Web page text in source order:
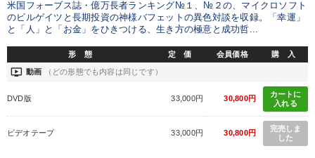
米国フォーブス誌・億万長者ランキング№１、№２の、マイクロソフト
のビルゲイツと長期投資の神様バフェットの異色対談を収録。「幸運」
と「人」と「お金」をひきつける、生き方の極意と成功哲...
形 態 定 価 会員価格 購 入
ondemand_video 動画 （どの形態でも内容は同じです）
DVD版 33,000円 30,800円
カートに
入れる
ビデオテープ 33,000円 30,800円
完売しま
した